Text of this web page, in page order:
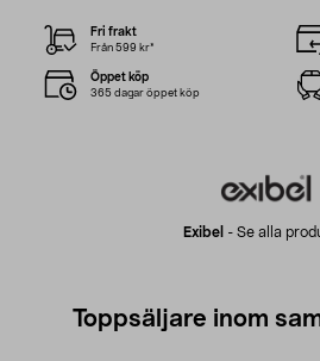
Exibel - Se alla
Fri frakt
Från 599 kr*
Öppet köp
365 dagar öppet köp
Toppsäljare inom